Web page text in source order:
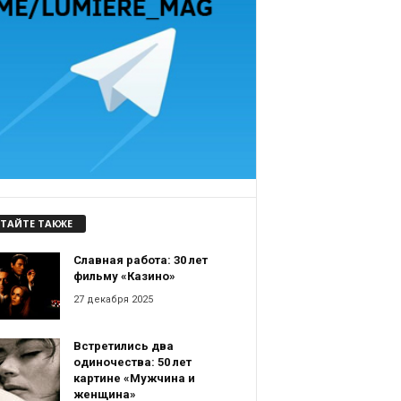
ТАКЖЕ
Славная работа: 30 лет
фильму «Казино»
27 декабря 2025
Встретились два
одиночества: 50 лет
картине «Мужчина и
женщина»